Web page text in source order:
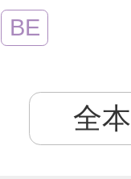
BE
全